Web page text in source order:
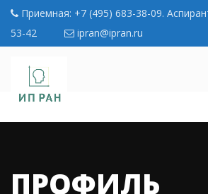
Приемная: +7 (495) 683-38-09.
53-42
ipran@ipran.ru
ПРОФИЛЬ